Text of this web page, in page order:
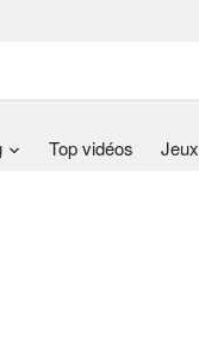
Top vidéos Jeux